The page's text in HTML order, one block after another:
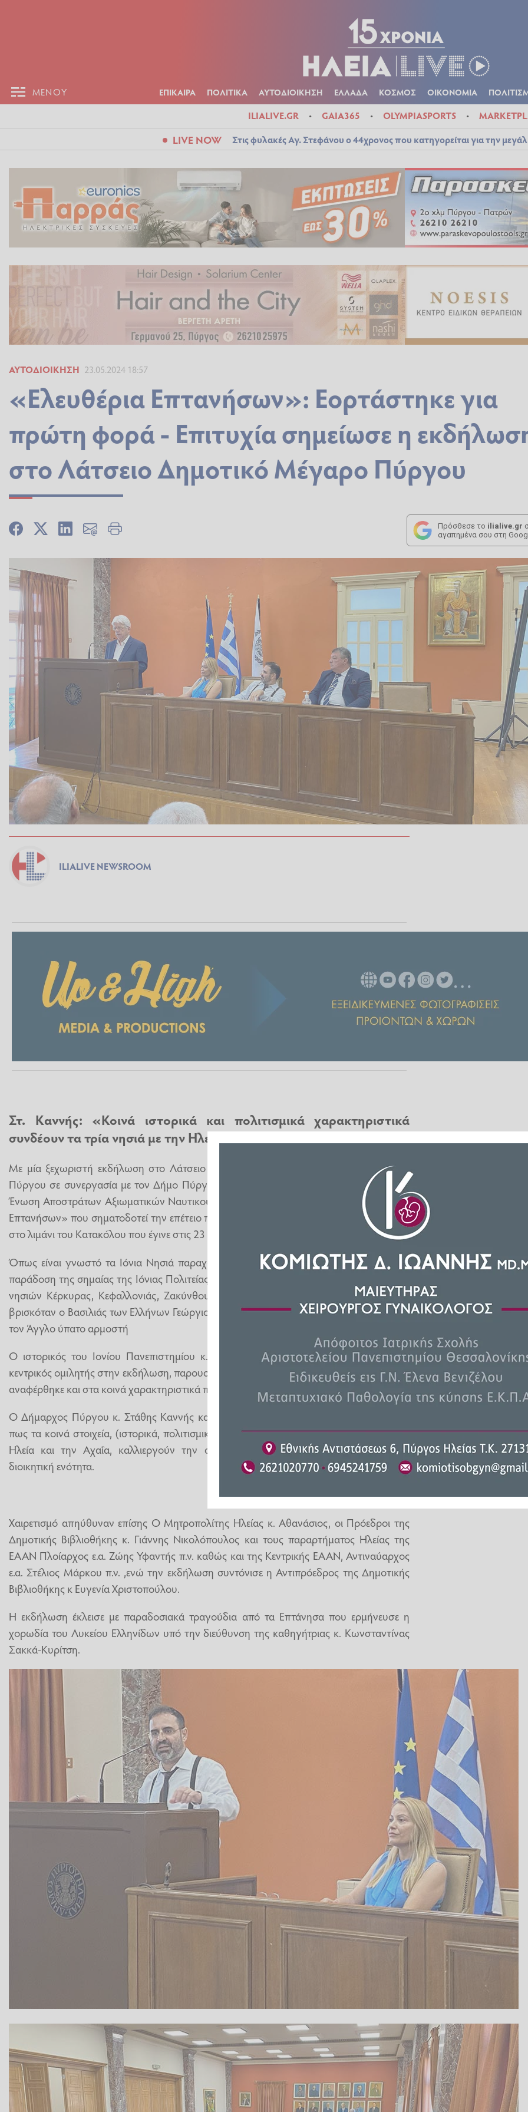
ΜΕΝΟΥ ΕΠΙΚΑΙΡΑ ΠΟΛΙΤΙΚΑ ΑΥΤΟΔΙΟΙΚΗΣΗ ΕΛΛΑΔΑ ΚΟΣΜΟΣ ΟΙΚΟΝΟΜΙΑ
ILIALIVE.GR GAIA365 OLYMPIASPORTS
LIVE NOW Στις φυλακές Αγ. Στεφάνου ο 44χρονος που κατηγορείται για την
ΑΥΤΟΔΙΟΊΚΗΣΗ 23.05.2024 18:57
«Ελευθέρια Επτανήσων»: Εορτάστηκε για
πρώτη φορά - Επιτυχία σημείωσε η
στο Λάτσειο Δημοτικό Μέγαρο Πύργου
Πρόσθεσε το ilialive.gr
αγαπημένα σου στη
ILIALIVE NEWSROOM
Στ. Καννής: «Κοινά ιστορικά και πολιτισμικά χαρακτηριστικά
συνδέουν τα τρία νησιά με την Ηλεία».
Με μία ξεχωριστή εκδήλωση στο Λάτσειο Δημοτικό Μέγαρο, η Δημοτική Βιβλιοθήκη
Πύργου σε συνεργασία με τον Δήμο Πύργου την Περιφέρεια Δυτικής Ελλάδος και την
Ένωση Αποστράτων Αξιωματικών Ναυτικού εορτάστηκε για πρώτη φορά η «Ελευθέρια
Επτανήσων» που σηματοδοτεί την επέτειο παράδοσης της Σημαίας της Ιονίου Πολιτείας
στο λιμάνι του Κατακόλου που έγινε στις 23 Μαΐου 1864.
Όπως είναι γνωστό τα Ιόνια Νησιά παραχωρήθηκαν από την Αγγλία στην Ελλάδα. Η
παράδοση της σημαίας της Ιόνιας Πολιτείας που ήταν μέχρι τότε το επίσημο κράτος των
νησιών Κέρκυρας, Κεφαλλονιάς, Ζακύνθου, έγινε πάνω στην φρεγάτα ¨Ελλάς¨ όπου
βρισκόταν ο Βασιλιάς των Ελλήνων Γεώργιος ο Α΄ ο οποίος την πήρε στα χέρια του από
τον Άγγλο ύπατο αρμοστή
Ο ιστορικός του Ιονίου Πανεπιστημίου κ. Ειρηναίος Σταματόπουλος, οποίος ήταν ο
κεντρικός ομιλητής στην εκδήλωση, παρουσίασε τα ιστορικά γεγονότα της περιόδου ενώ
αναφέρθηκε και στα κοινά χαρακτηριστικά που συνδέουν τα Ιόνια Νησιά με την Ηλεία.
Ο Δήμαρχος Πύργου κ. Στάθης Καννής κατά την διάρκεια του χαιρετισμού του τόνισε
πως τα κοινά στοιχεία, (ιστορικά, πολιτισμικά κ.α.) των τριών νησιών του Ιονίου με την
Ηλεία και την Αχαΐα, καλλιεργούν την σκέψη πως μπορούν να αποτελέσουν μία
διοικητική ενότητα.
Χαιρετισμό απηύθυναν επίσης Ο Μητροπολίτης Ηλείας κ. Αθανάσιος, οι Πρόεδροι της
Δημοτικής Βιβλιοθήκης κ. Γιάννης Νικολόπουλος και τους παραρτήματος Ηλείας της
ΕΑΑΝ Πλοίαρχος ε.α. Ζώης Υφαντής π.ν. καθώς και της Κεντρικής ΕΑΑΝ, Αντιναύαρχος
ε.α. Στέλιος Μάρκου π.ν. ,ενώ την εκδήλωση συντόνισε η Αντιπρόεδρος της Δημοτικής
Βιβλιοθήκης κ Ευγενία Χριστοπούλου.
Η εκδήλωση έκλεισε με παραδοσιακά τραγούδια από τα Επτάνησα που ερμήνευσε η
χορωδία του Λυκείου Ελληνίδων υπό την διεύθυνση της καθηγήτριας κ. Κωνσταντίνας
Σακκά-Κυρίτση.